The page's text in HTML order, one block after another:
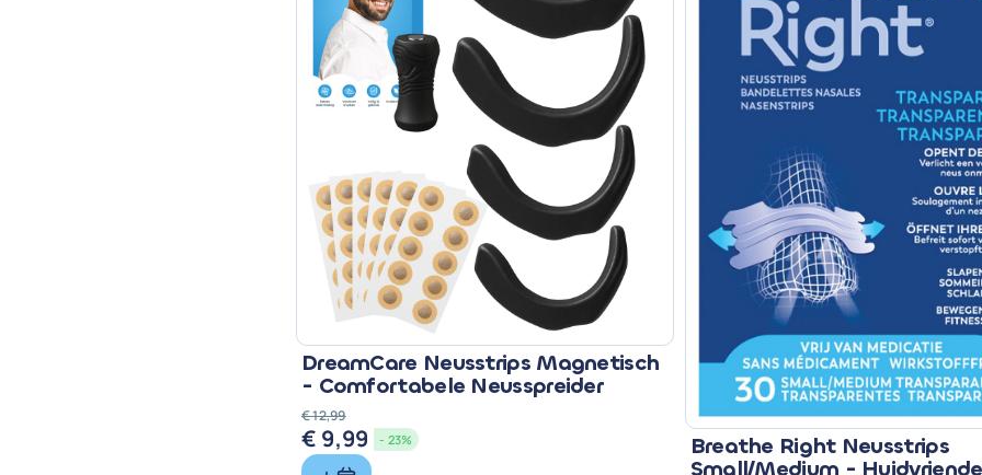
DreamCare Neusstrips Magnetisch
- Comfortabele Neusspreider
€12,99
Oorspronkelijke
prijs
€ 9,99 Huidige
prijs
- 23% Breathe Right Neusstrips